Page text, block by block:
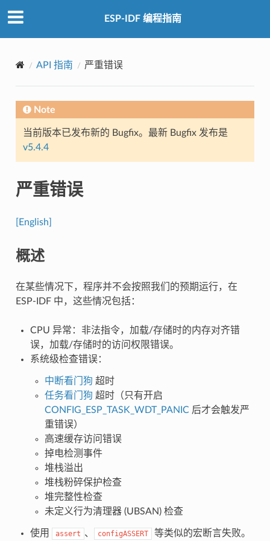
ESP-IDF 编程指南
API 指南 严重错误
Note
当前版本已发布新的 Bugfix。最新 Bugfix 发布是
v5.4.4
严重错误
[English]
概述
在某些情况下，程序并不会按照我们的预期运行，在
ESP-IDF 中，这些情况包括：
CPU 异常：非法指令，加载/存储时的内存对齐错
误，加载/存储时的访问权限错误。
系统级检查错误：
中断看门狗 超时
任务看门狗 超时（只有开启
CONFIG_ESP_TASK_WDT_PANIC后才会触发严
重错误）
高速缓存访问错误
掉电检测事件
堆栈溢出
堆栈粉碎保护检查
堆完整性检查
未定义行为清理器 (UBSAN) 检查
使用 assert 、 configASSERT 等类似的宏断言失败。